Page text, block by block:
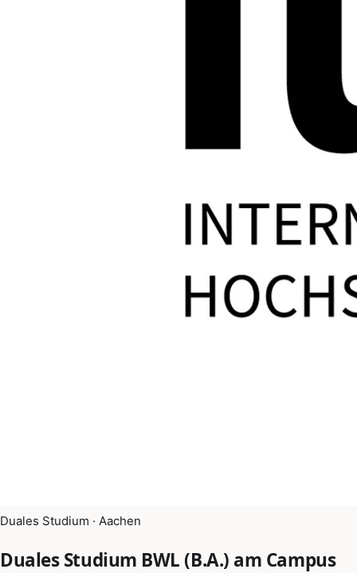
Duales Studium · Aachen
Duales Studium BWL (B.A.) am Campus